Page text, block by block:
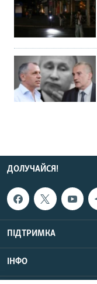
ДОЛУЧАЙСЯ!
ПІДТРИМКА
ІНФО